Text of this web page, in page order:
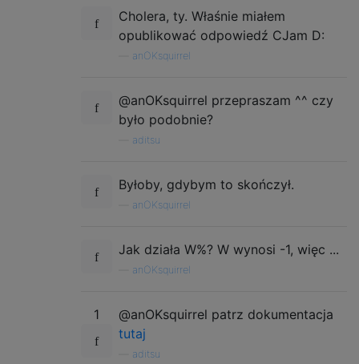
Cholera, ty. Właśnie miałem
opublikować odpowiedź CJam D:
anOKsquirrel
@anOKsquirrel przepraszam ^^ czy
było podobnie?
aditsu
Byłoby, gdybym to skończył.
anOKsquirrel
Jak działa W%? W wynosi -1, więc ...
anOKsquirrel
1
@anOKsquirrel patrz dokumentacja
tutaj
aditsu